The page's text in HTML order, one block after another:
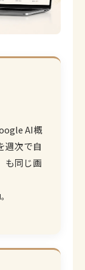
AI概
週次で自
も同じ画